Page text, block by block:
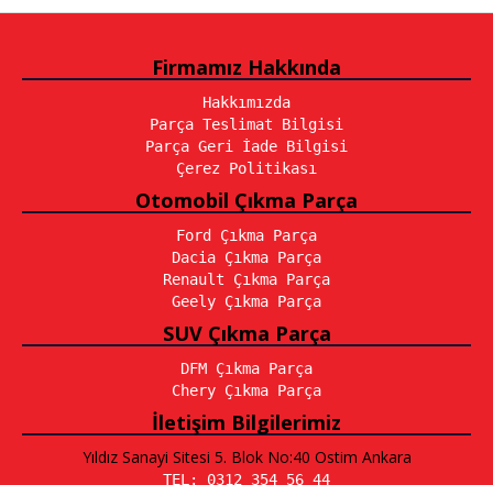
Firmamız Hakkında
Hakkımızda
Parça Teslimat Bilgisi
Parça Geri İade Bilgisi
Çerez Politikası
Otomobil Çıkma Parça
Ford Çıkma Parça
Dacia Çıkma Parça
Renault Çıkma Parça
Geely Çıkma Parça
SUV Çıkma Parça
DFM Çıkma Parça
Chery Çıkma Parça
İletişim Bilgilerimiz
Yıldız Sanayi Sitesi 5. Blok No:40 Ostim Ankara
TEL: 0312 354 56 44